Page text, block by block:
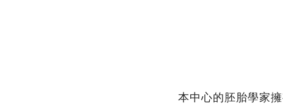
本中心的胚胎學家